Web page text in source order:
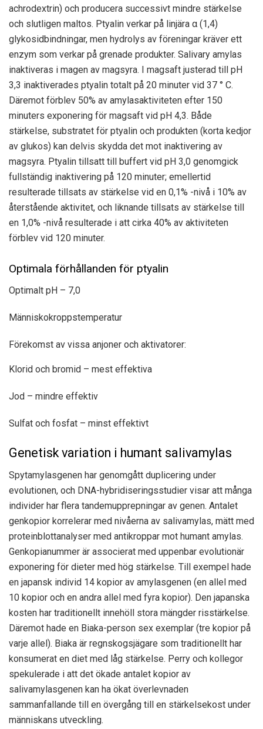
achrodextrin) och producera successivt mindre stärkelse
och slutligen maltos. Ptyalin verkar på linjära α (1,4)
glykosidbindningar, men hydrolys av föreningar kräver ett
enzym som verkar på grenade produkter. Salivary amylas
inaktiveras i magen av magsyra. I magsaft justerad till pH
3,3 inaktiverades ptyalin totalt på 20 minuter vid 37 ° C.
Däremot förblev 50% av amylasaktiviteten efter 150
minuters exponering för magsaft vid pH 4,3. Både
stärkelse, substratet för ptyalin och produkten (korta kedjor
av glukos) kan delvis skydda det mot inaktivering av
magsyra. Ptyalin tillsatt till buffert vid pH 3,0 genomgick
fullständig inaktivering på 120 minuter; emellertid
resulterade tillsats av stärkelse vid en 0,1% -nivå i 10% av
återstående aktivitet, och liknande tillsats av stärkelse till
en 1,0% -nivå resulterade i att cirka 40% av aktiviteten
förblev vid 120 minuter.
Optimala förhållanden för ptyalin
Optimalt pH – 7,0
Människokroppstemperatur
Förekomst av vissa anjoner och aktivatorer:
Klorid och bromid – mest effektiva
Jod – mindre effektiv
Sulfat och fosfat – minst effektivt
Genetisk variation i humant salivamylas
Spytamylasgenen har genomgått duplicering under
evolutionen, och DNA-hybridiseringsstudier visar att många
individer har flera tandemupprepningar av genen. Antalet
genkopior korrelerar med nivåerna av salivamylas, mätt med
proteinblottanalyser med antikroppar mot humant amylas.
Genkopianummer är associerat med uppenbar evolutionär
exponering för dieter med hög stärkelse. Till exempel hade
en japansk individ 14 kopior av amylasgenen (en allel med
10 kopior och en andra allel med fyra kopior). Den japanska
kosten har traditionellt innehöll stora mängder risstärkelse.
Däremot hade en Biaka-person sex exemplar (tre kopior på
varje allel). Biaka är regnskogsjägare som traditionellt har
konsumerat en diet med låg stärkelse. Perry och kollegor
spekulerade i att det ökade antalet kopior av
salivamylasgenen kan ha ökat överlevnaden
sammanfallande till en övergång till en stärkelsekost under
människans utveckling.